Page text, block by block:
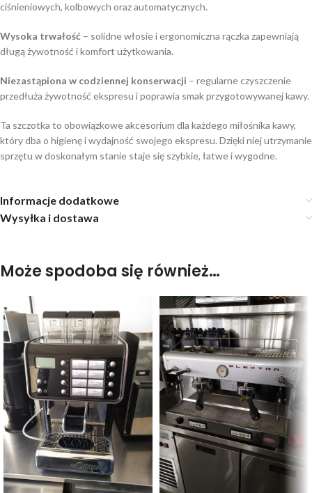
ciśnieniowych, kolbowych oraz automatycznych.
Wysoka trwałość – solidne włosie i ergonomiczna rączka zapewniają
długą żywotność i komfort użytkowania.
Niezastąpiona w codziennej konserwacji – regularne czyszczenie
przedłuża żywotność ekspresu i poprawia smak przygotowywanej kawy.
Ta szczotka to obowiązkowe akcesorium dla każdego miłośnika kawy,
który dba o higienę i wydajność swojego ekspresu. Dzięki niej utrzymanie
sprzętu w doskonałym stanie staje się szybkie, łatwe i wygodne.
Informacje dodatkowe
Wysyłka i dostawa
Może spodoba się również…